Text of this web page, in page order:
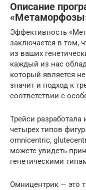
Описание
Эффективность
заключается в том,
из ваших
каждый из нас
который является
значит и подход к
соответствии с
Трейси
четырех типов
omnicentric,
можете увидеть
генетическими
Омницентрик — это